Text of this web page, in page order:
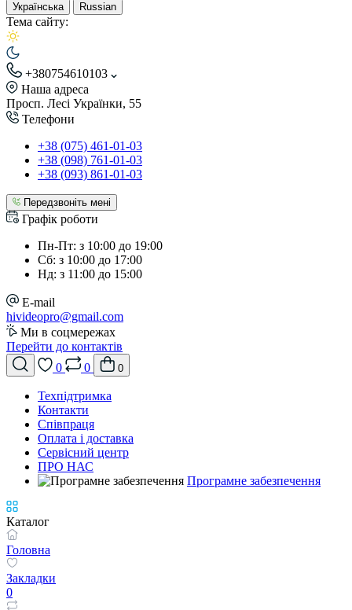
Українська Russian
Тема сайту:
+380754610103
Наша адреса
Просп. Лесі Українки, 55
Телефони
+38 (075) 461-01-03
+38 (098) 761-01-03
+38 (093) 861-01-03
Передзвоніть мені
Графік роботи
Пн-Пт: з 10:00 до 19:00
Сб: з 10:00 до 17:00
Нд: з 11:00 до 15:00
E-mail
hivideopro@gmail.com
Ми в соцмережах
Перейти до контактів
0
0 0
Техпідтримка
Контакти
Співпраця
Оплата і доставка
Сервісний центр
ПРО НАС
Програмне забезпечення
Каталог
Головна
Закладки
0